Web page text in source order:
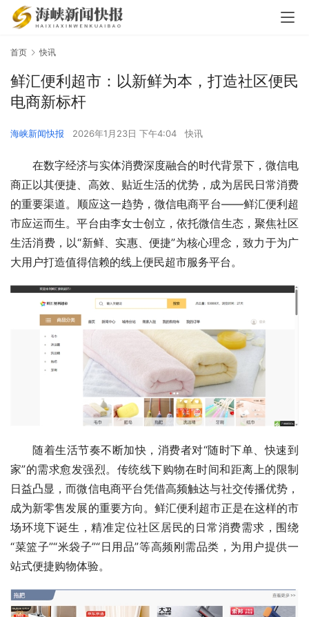
首页 快讯
鲜汇便利超市：以新鲜为本，打造社区便民
电商新标杆
海峡新闻快报 2026年1月23日 下午4:04 快讯
在数字经济与实体消费深度融合的时代背景下，微信电
商正以其便捷、高效、贴近生活的优势，成为居民日常消费
的重要渠道。顺应这一趋势，微信电商平台——鲜汇便利超
市应运而生。平台由李女士创立，依托微信生态，聚焦社区
生活消费，以“新鲜、实惠、便捷”为核心理念，致力于为广
大用户打造值得信赖的线上便民超市服务平台。
随着生活节奏不断加快，消费者对“随时下单、快速到
家”的需求愈发强烈。传统线下购物在时间和距离上的限制
日益凸显，而微信电商平台凭借高频触达与社交传播优势，
成为新零售发展的重要方向。鲜汇便利超市正是在这样的市
场环境下诞生，精准定位社区居民的日常消费需求，围绕
“菜篮子”“米袋子”“日用品”等高频刚需品类，为用户提供一
站式便捷购物体验。